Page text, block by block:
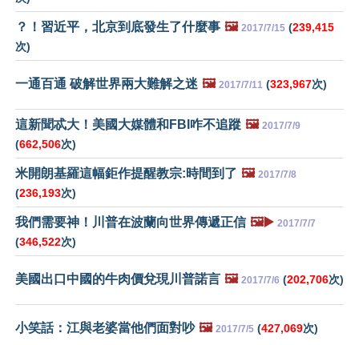
？！習近平，北京到底發生了什麼事 🖼️ 2017/7/15 (239,415
次)
一通百通 破解世界兩大難解之迷 🖼️ 2017/7/11 (323,967次)
這新聞忒大！美國大媒體和FBI咋不追蹤 🖼️ 2017/7/9
(662,506次)
米開朗基羅這幅鉅作提醒教宗:時間到了 🖼️ 2017/7/8
(236,193次)
我們需要神！川普在波蘭向世界傳遞正信 🖼️▶️ 2017/7/7
(346,522次)
美國出口中國的牛肉價兌現川普諾言 🖼️ 2017/7/6 (202,706次)
小笑話：江與老婆當他們面對吵 🖼️ 2017/7/5 (427,069次)